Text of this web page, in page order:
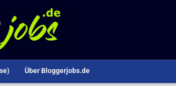
Über Bloggerjobs.de